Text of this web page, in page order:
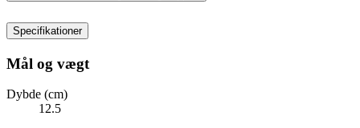
Specifikationer
Mål og vægt
Dybde (cm)
12.5